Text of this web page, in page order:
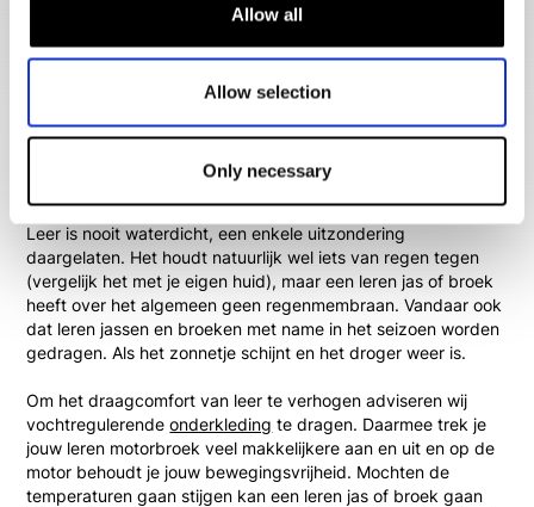
Allow all
Allow selection
Only necessary
gemaakt. Door deze slijtvastheid voelt het materiaal wat
stugger en zwaarder aan. Tijdens het motorrijden ervaar je
dan ook letterlijk het gevoel van veiligheid van leer.
je bijna enkel bij motorlaarzen en motorschoenen. Ook
bestaat er de combinatie van
iets minder vaak toegepast.
Leer is nooit waterdicht, een enkele uitzondering
daargelaten. Het houdt natuurlijk wel iets van regen tegen
(vergelijk het met je eigen huid), maar een leren jas of broek
heeft over het algemeen geen regenmembraan. Vandaar ook
dat leren jassen en broeken met name in het seizoen worden
gedragen. Als het zonnetje schijnt en het droger weer is.
Om het draagcomfort van leer te verhogen adviseren wij
vochtregulerendeonderkleding te dragen. Daarmee trek je
jouw leren motorbroek veel makkelijkere aan en uit en op de
motor behoudt je jouw bewegingsvrijheid. Mochten de
temperaturen gaan stijgen kan een leren jas of broek gaan